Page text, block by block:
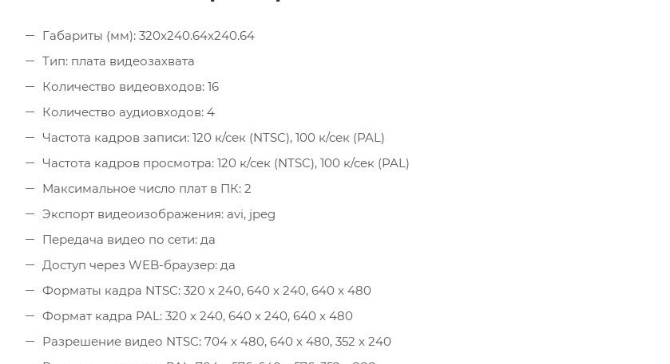
Габариты (мм): 320x240.64x240.64
Тип: плата видеозахвата
Количество видеовходов: 16
Количество аудиовходов: 4
Частота кадров записи: 120 к/сек (NTSC), 100 к/сек (PAL)
Частота кадров просмотра: 120 к/сек (NTSC), 100 к/сек (PAL)
Максимальное число плат в ПК: 2
Экспорт видеоизображения: avi, jpeg
Передача видео по сети: да
Доступ через WEB-браузер: да
Форматы кадра NTSC: 320 x 240, 640 x 240, 640 x 480
Формат кадра PAL: 320 x 240, 640 x 240, 640 x 480
Разрешение видео NTSC: 704 x 480, 640 x 480, 352 x 240